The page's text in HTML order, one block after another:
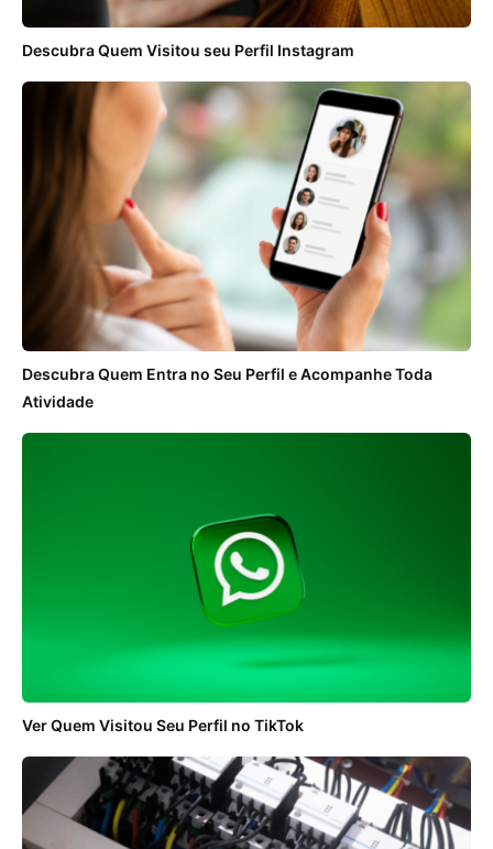
Descubra Quem Visitou seu Perfil Instagram
Descubra Quem Entra no Seu Perfil e Acompanhe Toda
Atividade
Ver Quem Visitou Seu Perfil no TikTok